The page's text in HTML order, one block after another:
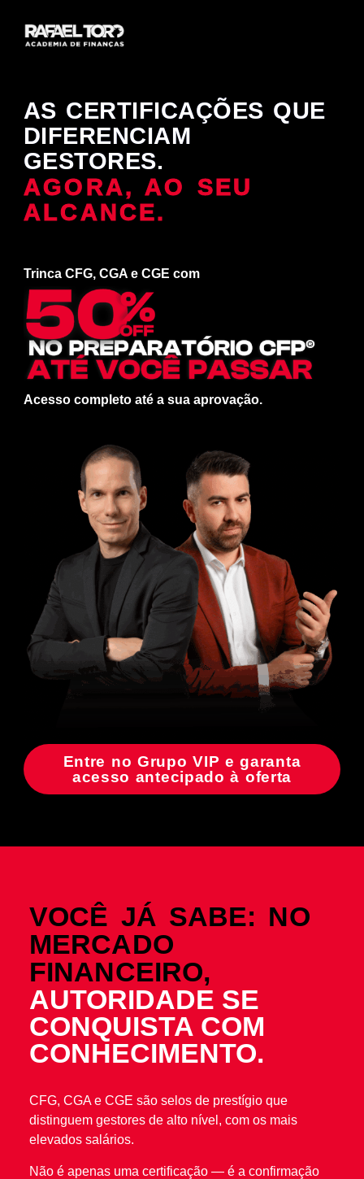
AS CERTIFICAÇÕES QUE
DIFERENCIAM
GESTORES.
AGORA, AO SEU
ALCANCE.
Trinca CFG, CGA e CGE com
Acesso completo até a sua aprovação.
Entre no Grupo VIP e garanta
acesso antecipado à oferta
VOCÊ JÁ SABE: NO
MERCADO
FINANCEIRO,
AUTORIDADE SE
CONQUISTA COM
CONHECIMENTO.
CFG, CGA e CGE são selos de prestígio que
distinguem gestores de alto nível, com os mais
elevados salários.
Não é apenas uma certificação — é a confirmação